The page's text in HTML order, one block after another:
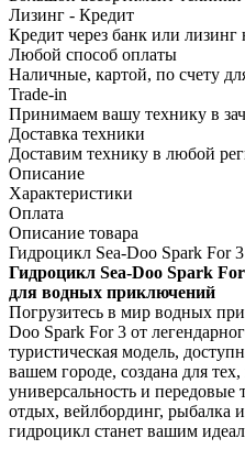
Лизинг - Кредит
Кредит через банк или лизинг
Любой способ оплаты
Наличные, картой, по счету
Trade-in
Принимаем вашу технику в
Доставка техники
Доставим технику в любой
Описание
Характеристики
Оплата
Описание товара
Гидроцикл Sea-Doo Spark For
Гидроцикл Sea-Doo Spark
для водных приключений
Погрузитесь в мир водных
Doo Spark For 3 от
туристическая модель,
вашем городе, создана для
универсальность и
отдых, вейлбординг, рыбалка
гидроцикл станет вашим